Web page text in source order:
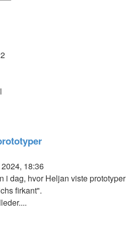
18:36
i dag, hvor Heljan viste prototyper
firkant".